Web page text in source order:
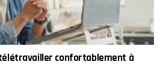
confortablement à